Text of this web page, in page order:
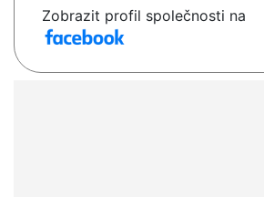
Zobrazit profil společnosti na